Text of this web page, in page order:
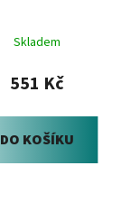
Skladem
551 Kč
DO KOŠÍKU